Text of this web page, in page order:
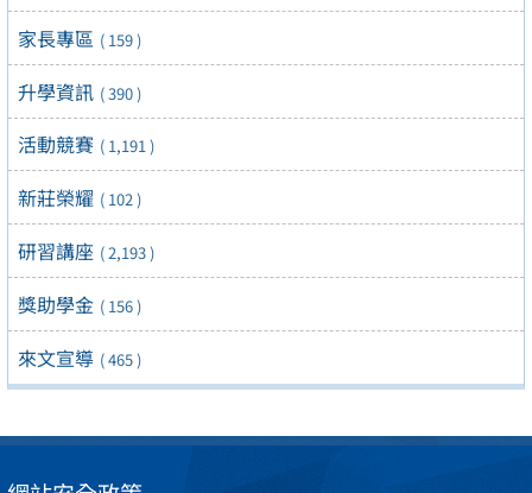
家長專區 ( 159 )
升學資訊 ( 390 )
活動競賽 ( 1,191 )
新莊榮耀 ( 102 )
研習講座 ( 2,193 )
獎助學金 ( 156 )
來文宣導 ( 465 )